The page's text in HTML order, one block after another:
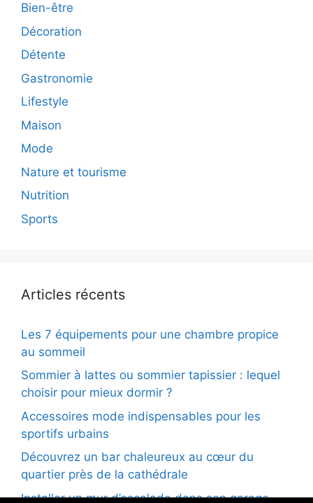
Bien-être
Décoration
Détente
Gastronomie
Lifestyle
Maison
Mode
Nature et tourisme
Nutrition
Sports
Articles récents
Les 7 équipements pour une chambre propice
au sommeil
Sommier à lattes ou sommier tapissier : lequel
choisir pour mieux dormir ?
Accessoires mode indispensables pour les
sportifs urbains
Découvrez un bar chaleureux au cœur du
quartier près de la cathédrale
Installer un mur d’escalade dans son garage